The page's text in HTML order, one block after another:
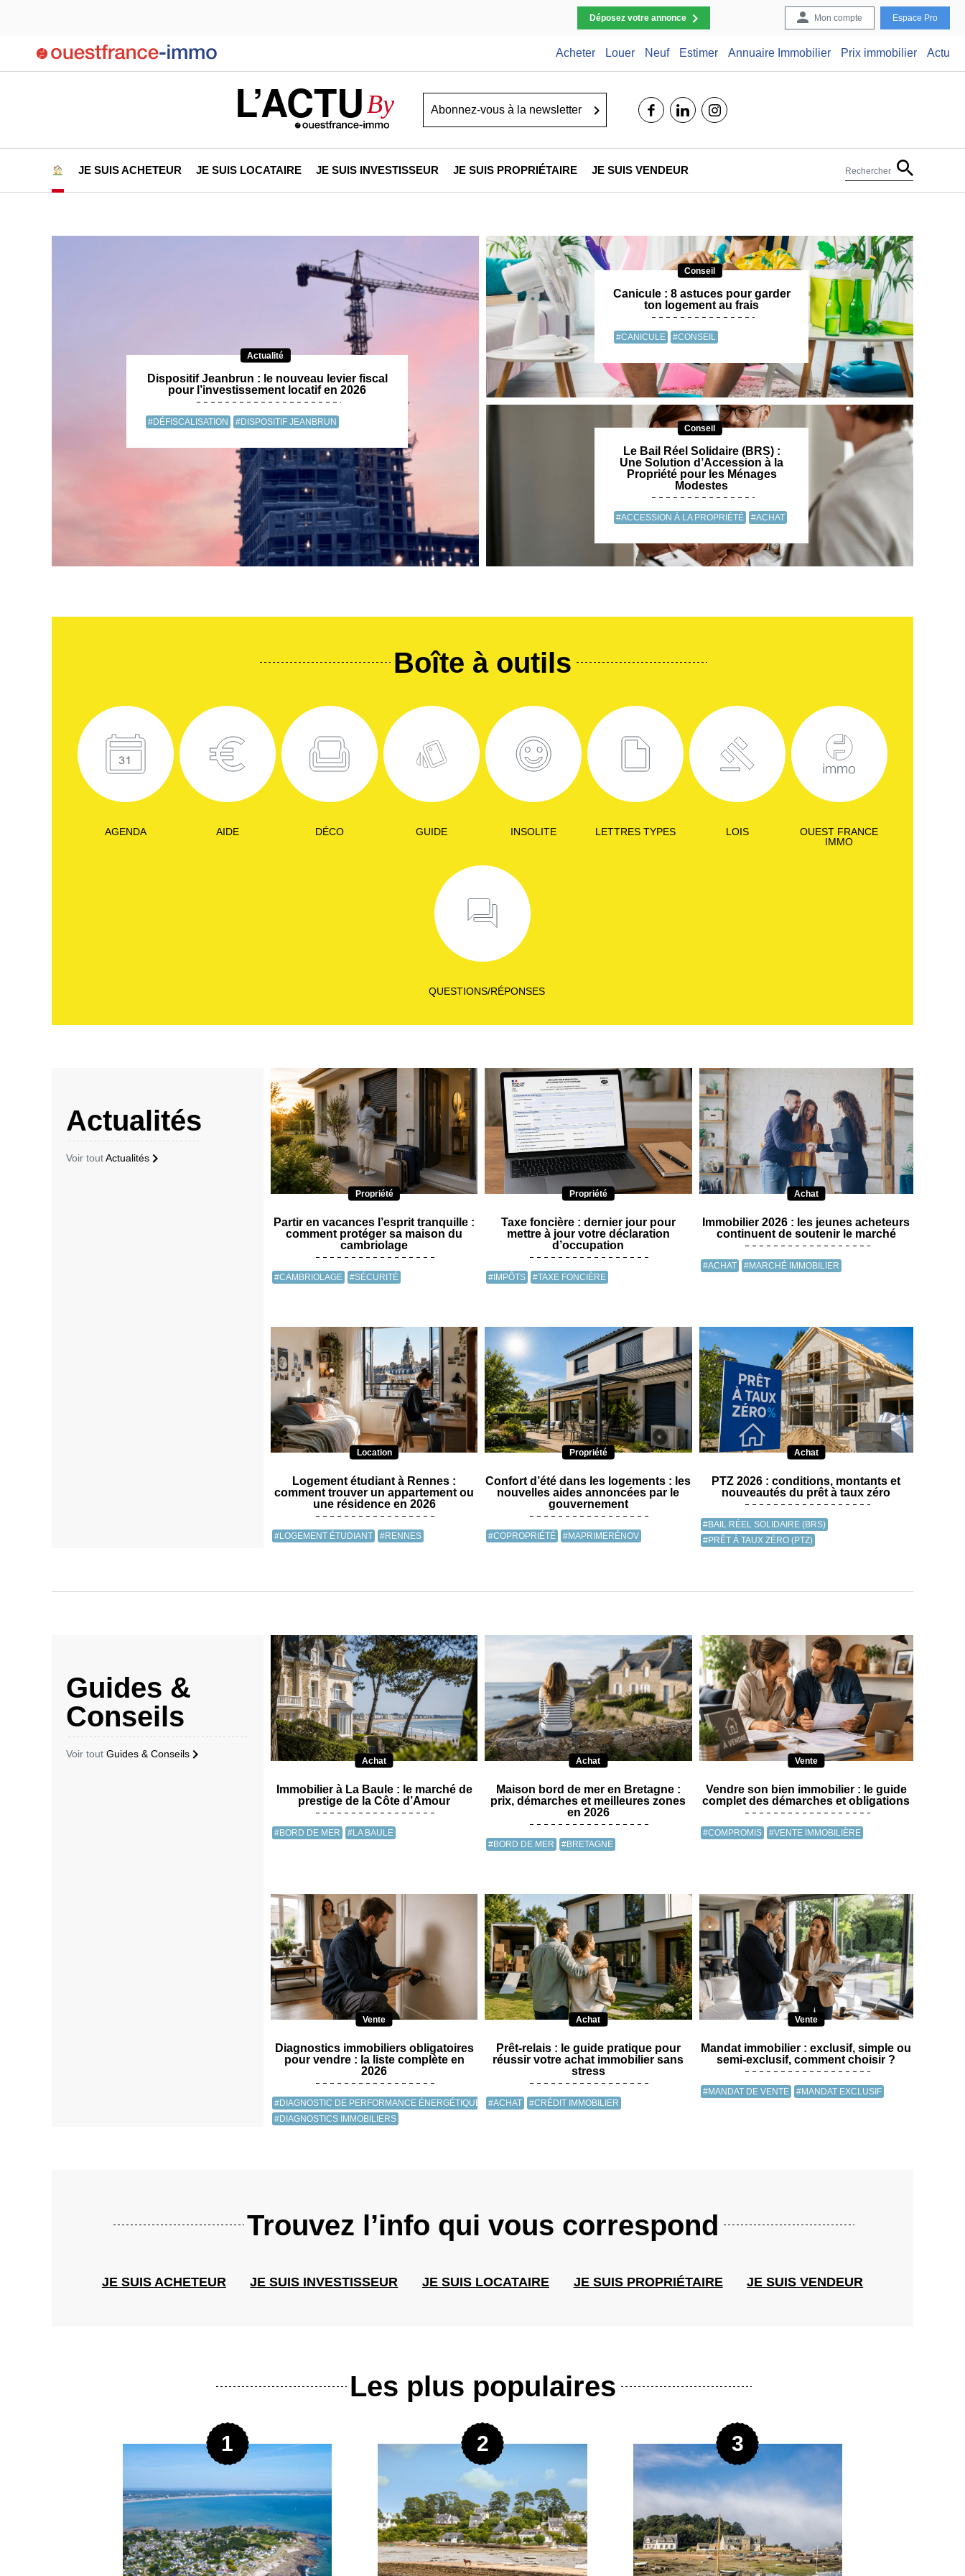
Déposez votre annonce Mon compte Espace Pro
Acheter Louer Neuf Estimer Annuaire Immobilier Prix immobilier Actu
L’ACTU By facebooklinkedin
JE SUIS ACHETEUR JE SUIS LOCATAIRE JE SUIS INVESTISSEUR JE SUIS PROPRIÉTAIRE JE SUIS VENDEUR Rechercher
Actualité
Dispositif Jeanbrun : le nouveau levier fiscal
pour l’investissement locatif en 2026
#DÉFISCALISATION #DISPOSITIF JEANBRUN
Conseil
Canicule : 8 astuces pour garder
ton logement au frais
#CANICULE #CONSEIL
Conseil
Le Bail Réel Solidaire (BRS) :
Une Solution d’Accession à la
Propriété pour les Ménages
Modestes
#ACCESSION À LA PROPRIÉTÉ #ACHAT
Boîte à outils
AGENDA AIDE DÉCO GUIDE INSOLITE LETTRES TYPES LOIS
OUEST FRANCE
IMMO
QUESTIONS/RÉPONSES
Actualités
Voir toutActualités
Propriété
Partir en vacances l’esprit tranquille :
comment protéger sa maison du
cambriolage
#CAMBRIOLAGE #SÉCURITÉ
Propriété
Taxe foncière : dernier jour pour
mettre à jour votre déclaration
d’occupation
#IMPÔTS #TAXE FONCIÈRE
Achat
Immobilier 2026 : les jeunes acheteurs
continuent de soutenir le marché
#ACHAT #MARCHÉ IMMOBILIER
Location
Logement étudiant à Rennes :
comment trouver un appartement ou
une résidence en 2026
#LOGEMENT ÉTUDIANT #RENNES
Propriété
Confort d’été dans les logements : les
nouvelles aides annoncées par le
gouvernement
#COPROPRIÉTÉ #MAPRIMERÉNOV
Achat
PTZ 2026 : conditions, montants et
nouveautés du prêt à taux zéro
#BAIL RÉEL SOLIDAIRE (BRS)
#PRÊT À TAUX ZÉRO (PTZ)
Guides &
Conseils
Voir tout Guides & Conseils
Achat
Immobilier à La Baule : le marché de
prestige de la Côte d’Amour
#BORD DE MER #LA BAULE
Achat
Maison bord de mer en Bretagne :
prix, démarches et meilleures zones
en 2026
#BORD DE MER #BRETAGNE
Vente
Vendre son bien immobilier : le guide
complet des démarches et obligations
#COMPROMIS #VENTE IMMOBILIÈRE
Vente
Diagnostics immobiliers obligatoires
pour vendre : la liste complète en
2026
#DIAGNOSTIC DE PERFORMANCE ÉNERGÉTIQUE (DPE)
#DIAGNOSTICS IMMOBILIERS
Achat
Prêt-relais : le guide pratique pour
réussir votre achat immobilier sans
stress
#ACHAT #CRÉDIT IMMOBILIER
Vente
Mandat immobilier : exclusif, simple ou
semi-exclusif, comment choisir ?
#MANDAT DE VENTE #MANDAT EXCLUSIF
Trouvez l’info qui vous correspond
JE SUIS ACHETEUR JE SUIS INVESTISSEUR JE SUIS LOCATAIRE JE SUIS PROPRIÉTAIRE JE SUIS VENDEUR
Les plus populaires